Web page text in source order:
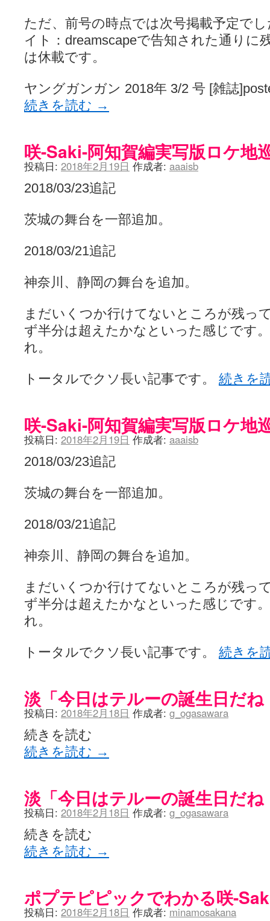
ただ、前号の時点では次号掲載予定で
イト：dreamscapeで告知された通りに
は休載です。
ヤングガンガン 2018年 3/2 号 [雑誌
続きを読む →
咲-Saki-阿知賀編実写版ロケ地
投稿日: 2018年2月19日 作成者: aaaisb
2018/03/23追記
茨城の舞台を一部追加。
2018/03/21追記
神奈川、静岡の舞台を追加。
まだいくつか行けてないところが残っ
ず半分は超えたかなといった感じです
れ。
トータルでクソ長い記事です。 続きを
咲-Saki-阿知賀編実写版ロケ地
投稿日: 2018年2月19日 作成者: aaaisb
2018/03/23追記
茨城の舞台を一部追加。
2018/03/21追記
神奈川、静岡の舞台を追加。
まだいくつか行けてないところが残っ
ず半分は超えたかなといった感じです
れ。
トータルでクソ長い記事です。 続きを
淡「今日はテルーの誕生日だね
投稿日: 2018年2月18日 作成者: g_ogasawara
続きを読む
続きを読む →
淡「今日はテルーの誕生日だね
投稿日: 2018年2月18日 作成者: g_ogasawara
続きを読む
続きを読む →
ポプテピピックでわかる咲-
投稿日: 2018年2月18日 作成者: minamosakana